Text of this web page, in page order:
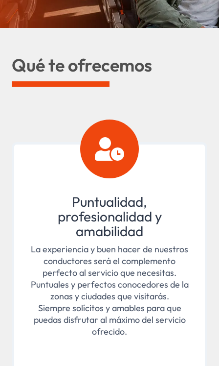
Qué te ofrecemos
Puntualidad,
profesionalidad y
amabilidad
La experiencia y buen hacer de nuestros
conductores será el complemento
perfecto al servicio que necesitas.
Puntuales y perfectos conocedores de la
zonas y ciudades que visitarás.
Siempre solícitos y amables para que
puedas disfrutar al máximo del servicio
ofrecido.